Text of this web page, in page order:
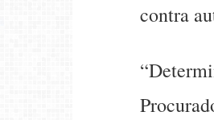
contra